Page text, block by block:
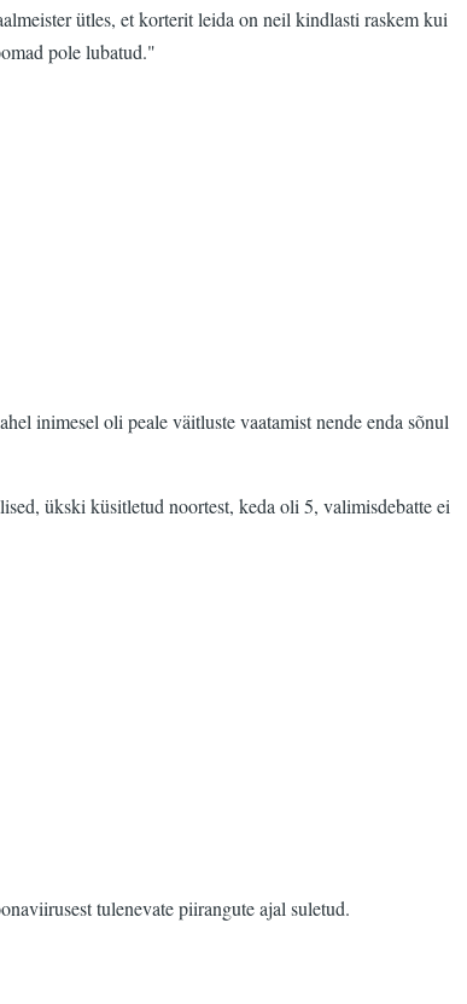
ütles, et korterit leida on neil kindlasti raskem kui
pole lubatud."
inimesel oli peale väitluste vaatamist nende enda sõnul
ükski küsitletud noortest, keda oli 5, valimisdebatte ei
tulenevate piirangute ajal suletud.